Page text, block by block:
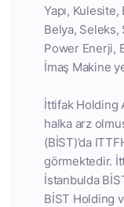
Yapı,
Belya, Seleks,
Power Enerji,
İmaş Makine
İttifak Holding
halka arz
(BİST)’da
görmektedir.
İstanbulda
BİST Holding